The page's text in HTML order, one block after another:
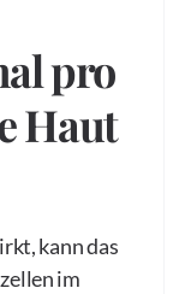
pro
Haut
kann das
im